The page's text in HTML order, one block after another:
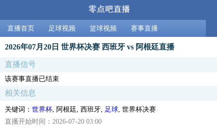
直播首页 足球视频 篮球视频 赛事直播
2026年07月20日 世界杯决赛 西班牙 vs 阿根廷直播
直播信号
该赛事直播已结束
相关信息
关键词： 世界杯 , 阿根廷, 西班牙, 足球 , 世界杯决赛
直播开始时间：2026-07-20 03:00